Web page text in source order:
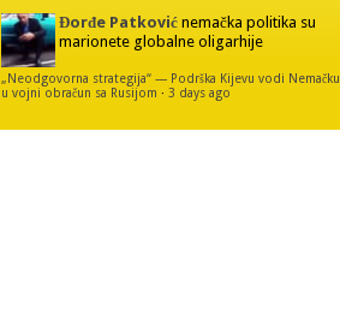
Đorđe Patković nemačka politika su
marionete globalne oligarhije
„Neodgovorna strategija“ — Podrška Kijevu vodi Nemačku
u vojni obračun sa Rusijom · 3 days ago